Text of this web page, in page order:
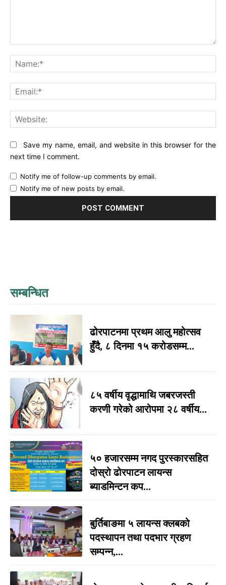
Save my name, email, and website in this browser for the
next time I comment.
Notify me of follow-up comments by email.
Notify me of new posts by email.
सम्बन्धित
ढोरपाटनमा प्रथम आलु महोत्सव
हुँदै, ८ दिनमा १५ करोडसम्म...
८५ वर्षीय वृद्धामाथि जबरजस्ती
करणी गरेको आरोपमा २८ वर्षीय...
५० हजारसम्म नगद पुरस्कारसहित
दोस्रो ढोरपाटन लायन्स
ब्याडमिन्टन कप...
बुर्तिबाङमा ५ लायन्स क्लबको
पदस्थापन तथा पदभार ग्रहण
सम्पन्न,...